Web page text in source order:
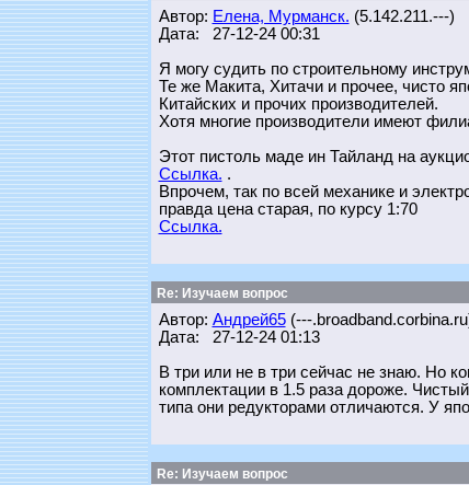
Автор: Елена, Мурманск. (5.142.211.---)
Дата: 27-12-24 00:31
Я могу судить по строительному
Те же Макита, Хитачи и прочее, чисто
Китайских и прочих производителей.
Хотя многие производители имеют
Этот пистоль маде ин Тайланд на
Ссылка. .
Впрочем, так по всей механике и
правда цена старая, по курсу 1:70
Ссылка.
Re: Изучаем вопрос
Автор: Андрей65(---
Дата: 27-12-24 01:13
В три или не в три сейчас не знаю. Но
комплектации в 1.5 раза дороже.
типа они редукторами отличаются. У
Re: Изучаем вопрос